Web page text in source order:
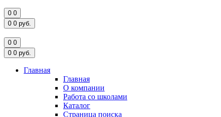
0 0
0 0 руб.
0 0
0 0 руб.
Главная
Главная
О компании
Работа со школами
Каталог
Страница поиска